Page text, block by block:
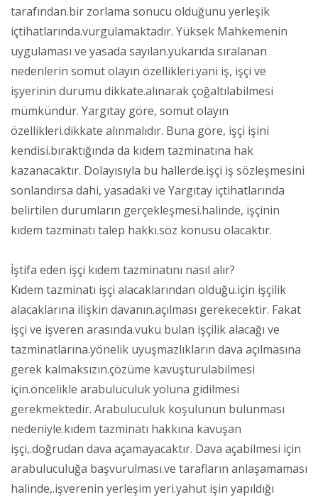
tarafından.bir zorlama sonucu olduğunu yerleşik
içtihatlarında.vurgulamaktadır. Yüksek Mahkemenin
uygulaması ve yasada sayılan.yukarıda sıralanan
nedenlerin somut olayın özellikleri.yani iş, işçi ve
işyerinin durumu dikkate.alınarak çoğaltılabilmesi
mümkündür. Yargıtay göre, somut olayın
özellikleri.dikkate alınmalıdır. Buna göre, işçi işini
kendisi.bıraktığında da kıdem tazminatına hak
kazanacaktır. Dolayısıyla bu hallerde.işçi iş sözleşmesini
sonlandırsa dahi, yasadaki ve Yargıtay içtihatlarında
belirtilen durumların gerçekleşmesi.halinde, işçinin
kıdem tazminatı talep hakkı.söz konusu olacaktır.
İştifa eden işçi kıdem tazminatını nasıl alır?
Kıdem tazminatı işçi alacaklarından olduğu.için işçilik
alacaklarına ilişkin davanın.açılması gerekecektir. Fakat
işçi ve işveren arasında.vuku bulan işçilik alacağı ve
tazminatlarına.yönelik uyuşmazlıkların dava açılmasına
gerek kalmaksızın.çözüme kavuşturulabilmesi
için.öncelikle arabuluculuk yoluna gidilmesi
gerekmektedir. Arabuluculuk koşulunun bulunması
nedeniyle.kıdem tazminatı hakkına kavuşan
işçi,.doğrudan dava açamayacaktır. Dava açabilmesi için
arabuluculuğa başvurulması.ve tarafların anlaşamaması
halinde,.işverenin yerleşim yeri.yahut işin yapıldığı